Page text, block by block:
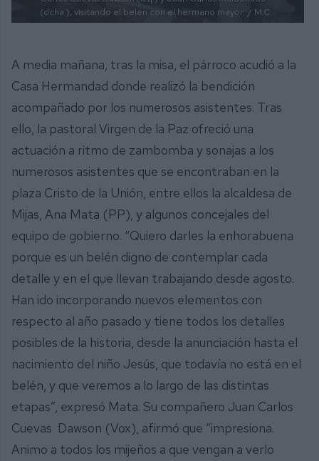
(dcha.), visitando el belén con el hermano mayor. / M.C.
A media mañana, tras la misa, el párroco acudió a la
Casa Hermandad donde realizó la bendición
acompañado por los numerosos asistentes. Tras
ello, la pastoral Virgen de la Paz ofreció una
actuación a ritmo de zambomba y sonajas a los
numerosos asistentes que se encontraban en la
plaza Cristo de la Unión, entre ellos la alcaldesa de
Mijas, Ana Mata (PP), y algunos concejales del
equipo de gobierno. “Quiero darles la enhorabuena
porque es un belén digno de contemplar cada
detalle y en el que llevan trabajando desde agosto.
Han ido incorporando nuevos elementos con
respecto al año pasado y tiene todos los detalles
posibles de la historia, desde la anunciación hasta el
nacimiento del niño Jesús, que todavía no está en el
belén, y que veremos a lo largo de las distintas
etapas”, expresó Mata. Su compañero Juan Carlos
Cuevas Dawson (Vox), afirmó que “impresiona.
Animo a todos los mijeños a que vengan a verlo